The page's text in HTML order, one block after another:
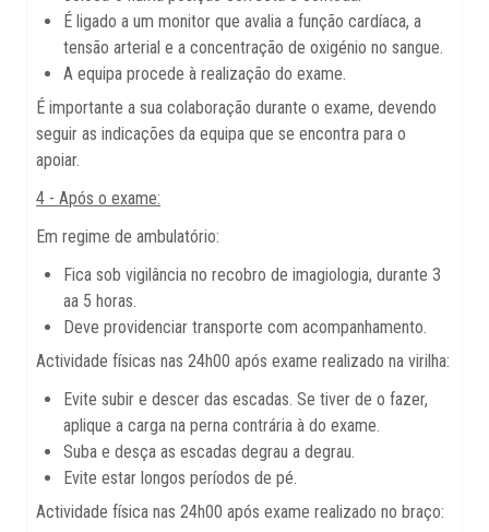
É ligado a um monitor que avalia a função cardíaca, a
tensão arterial e a concentração de oxigénio no sangue.
A equipa procede à realização do exame.
É importante a sua colaboração durante o exame, devendo
seguir as indicações da equipa que se encontra para o
apoiar.
4 - Após o exame:
Em regime de ambulatório:
Fica sob vigilância no recobro de imagiologia, durante 3
aa 5 horas.
Deve providenciar transporte com acompanhamento.
Actividade físicas nas 24h00 após exame realizado na virilha:
Evite subir e descer das escadas. Se tiver de o fazer,
aplique a carga na perna contrária à do exame.
Suba e desça as escadas degrau a degrau.
Evite estar longos períodos de pé.
Actividade física nas 24h00 após exame realizado no braço: